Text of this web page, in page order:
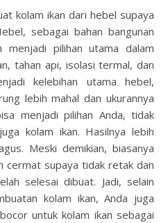
sebagai bahan bangunan
pilihan utama dalam
tahan api, isolasi termal, dan
kelebihan utama hebel,
lebih mahal dan ukurannya
menjadi pilihan Anda, tidak
kolam ikan. Hasilnya lebih
Meski demikian, biasanya
cermat supaya tidak retak dan
selesai dibuat. Jadi, selain
kolam ikan, Anda juga
untuk kolam ikan sebagai